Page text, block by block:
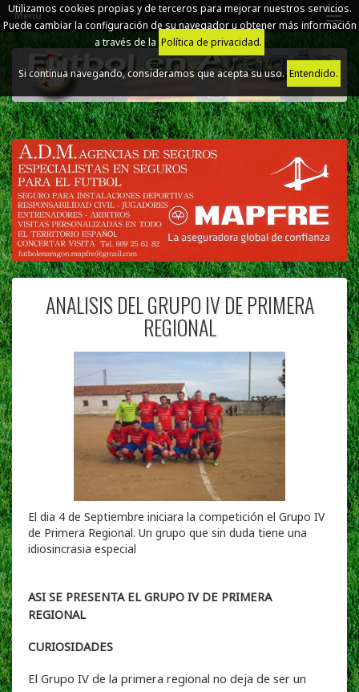
Utilizamos cookies propias y de terceros para mejorar nuestros servicios.
Puede cambiar la configuración de su navegador u obtener más información
a través de la Política de privacidad.
Si continua navegando, consideramos que acepta su uso.Entendido.
Menú
ANALISIS DEL GRUPO IV DE PRIMERA
REGIONAL
El dia 4 de Septiembre iniciara la competición el Grupo IV
de Primera Regional. Un grupo que sin duda tiene una
idiosincrasia especial
ASI SE PRESENTA EL GRUPO IV DE PRIMERA
REGIONAL
CURIOSIDADES
El Grupo IV de la primera regional no deja de ser un